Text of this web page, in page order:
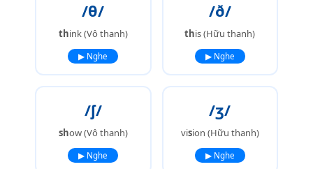
/θ/
think (Vô thanh)
▶ Nghe
/ð/
this (Hữu thanh)
▶ Nghe
/ʃ/
show (Vô thanh)
▶ Nghe
/ʒ/
vision (Hữu thanh)
▶ Nghe